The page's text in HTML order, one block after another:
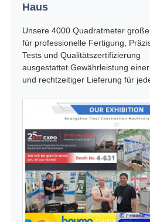
Haus
Unsere 4000 Quadratmeter
für professionelle Fertigung,
Tests und Qualitätszertifizierung
ausgestattet.Gewährleistung
und rechtzeitiger Lieferung für